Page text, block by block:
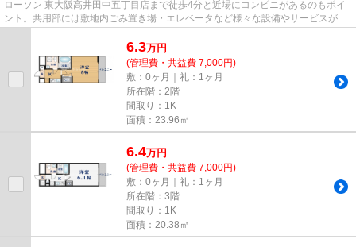
ローソン 東大阪高井田中五丁目店まで徒歩4分と近場にコンビニがあるのもポイ
ント。共用部には敷地内ごみ置き場・エレベータなど様々な設備やサービスが揃
っているので便利です。地上1...
6.3万円
(管理費・共益費 7,000円)
敷：0ヶ月｜礼：1ヶ月
所在階：2階
間取り：1K
面積：23.96㎡
6.4万円
(管理費・共益費 7,000円)
敷：0ヶ月｜礼：1ヶ月
所在階：3階
間取り：1K
面積：20.38㎡